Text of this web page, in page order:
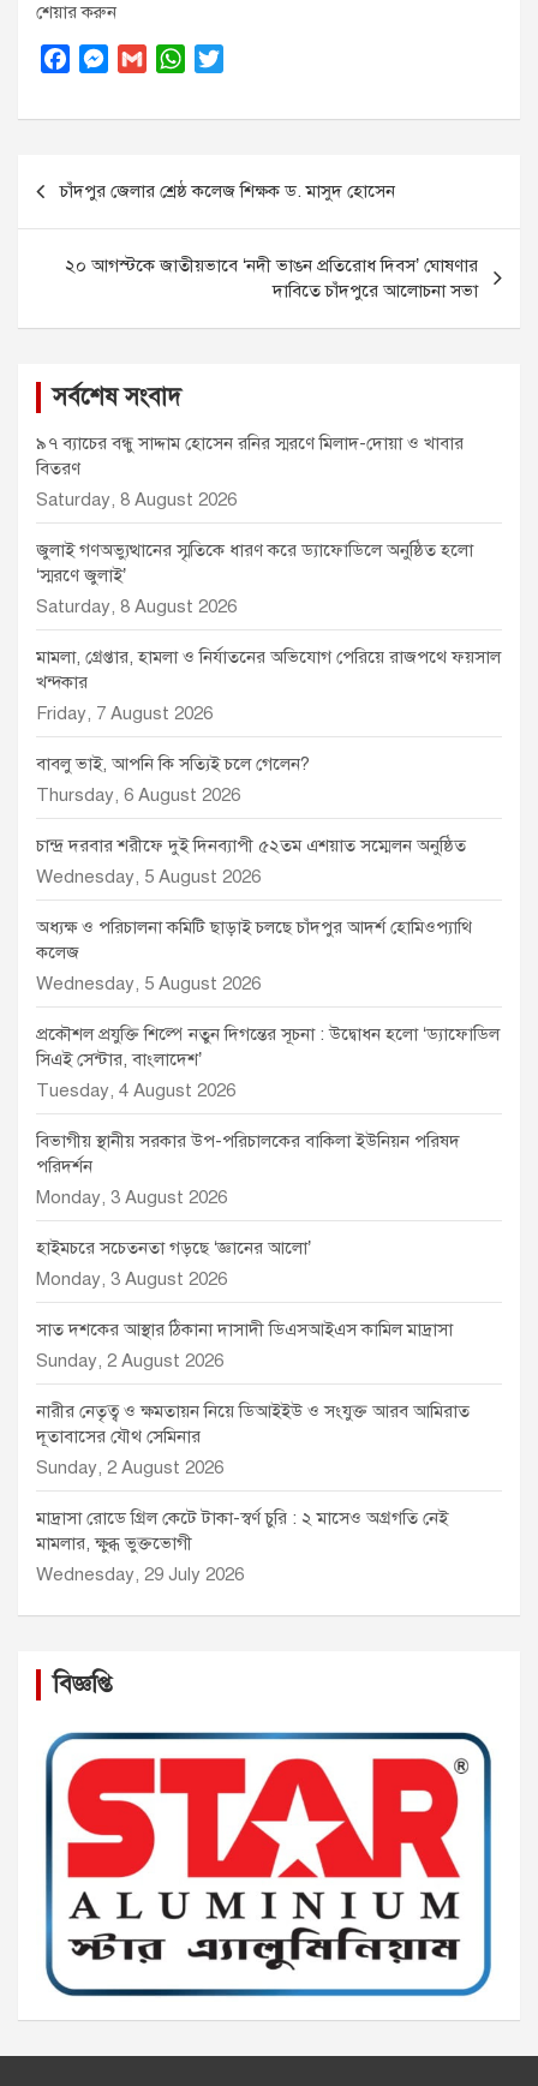
শেয়ার করুন
c
o
o
k
M
s
n
g
e
G
a
W
a
A
p
p
i
e
r
Post
navigation
চাঁদপুর জেলার শ্রেষ্ঠ কলেজ শিক্ষক ড. মাসুদ হোসেন
২০ আগস্টকে জাতীয়ভাবে ‘নদী ভাঙন প্রতিরোধ দিবস’ ঘোষণার
দাবিতে চাঁদপুরে আলোচনা সভা
সর্বশেষ সংবাদ
৯৭ ব্যাচের বন্ধু সাদ্দাম হোসেন রনির স্মরণে মিলাদ-দোয়া ও খাবার
বিতরণ
Saturday, 8 August 2026
জুলাই গণঅভ্যুত্থানের স্মৃতিকে ধারণ করে ড্যাফোডিলে অনুষ্ঠিত হলো
‘স্মরণে জুলাই’
Saturday, 8 August 2026
মামলা, গ্রেপ্তার, হামলা ও নির্যাতনের অভিযোগ পেরিয়ে রাজপথে ফয়সাল
খন্দকার
Friday, 7 August 2026
বাবলু ভাই, আপনি কি সত্যিই চলে গেলেন?
Thursday, 6 August 2026
চান্দ্র দরবার শরীফে দুই দিনব্যাপী ৫২তম এশয়াত সম্মেলন অনুষ্ঠিত
Wednesday, 5 August 2026
অধ্যক্ষ ও পরিচালনা কমিটি ছাড়াই চলছে চাঁদপুর আদর্শ হোমিওপ্যাথি
কলেজ
Wednesday, 5 August 2026
প্রকৌশল প্রযুক্তি শিল্পে নতুন দিগন্তের সূচনা : উদ্বোধন হলো ‘ড্যাফোডিল
সিএই সেন্টার, বাংলাদেশ’
Tuesday, 4 August 2026
বিভাগীয় স্থানীয় সরকার উপ-পরিচালকের বাকিলা ইউনিয়ন পরিষদ
পরিদর্শন
Monday, 3 August 2026
হাইমচরে সচেতনতা গড়ছে ‘জ্ঞানের আলো’
Monday, 3 August 2026
সাত দশকের আস্থার ঠিকানা দাসাদী ডিএসআইএস কামিল মাদ্রাসা
Sunday, 2 August 2026
নারীর নেতৃত্ব ও ক্ষমতায়ন নিয়ে ডিআইইউ ও সংযুক্ত আরব আমিরাত
দূতাবাসের যৌথ সেমিনার
Sunday, 2 August 2026
মাদ্রাসা রোডে গ্রিল কেটে টাকা-স্বর্ণ চুরি : ২ মাসেও অগ্রগতি নেই
মামলার, ক্ষুব্ধ ভুক্তভোগী
Wednesday, 29 July 2026
বিজ্ঞপ্তি